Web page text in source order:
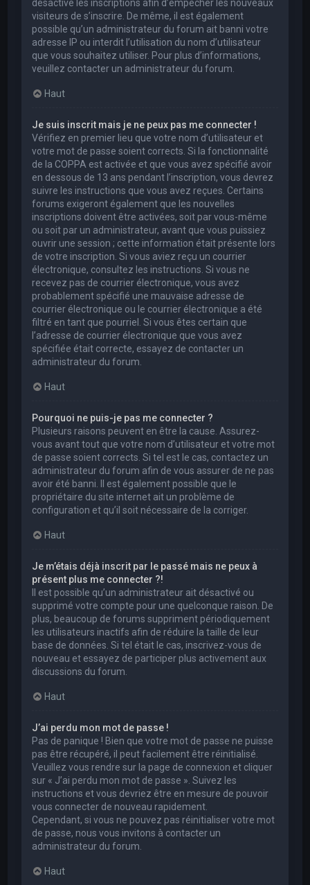
désactivé les inscriptions afin d’empêcher les nouveaux
visiteurs de s’inscrire. De même, il est également
possible qu’un administrateur du forum ait banni votre
adresse IP ou interdit l’utilisation du nom d’utilisateur
que vous souhaitez utiliser. Pour plus d’informations,
veuillez contacter un administrateur du forum.
Haut
Je suis inscrit mais je ne peux pas me connecter !
Vérifiez en premier lieu que votre nom d’utilisateur et
votre mot de passe soient corrects. Si la fonctionnalité
de la COPPA est activée et que vous avez spécifié avoir
en dessous de 13 ans pendant l’inscription, vous devrez
suivre les instructions que vous avez reçues. Certains
forums exigeront également que les nouvelles
inscriptions doivent être activées, soit par vous-même
ou soit par un administrateur, avant que vous puissiez
ouvrir une session ; cette information était présente lors
de votre inscription. Si vous aviez reçu un courrier
électronique, consultez les instructions. Si vous ne
recevez pas de courrier électronique, vous avez
probablement spécifié une mauvaise adresse de
courrier électronique ou le courrier électronique a été
filtré en tant que pourriel. Si vous êtes certain que
l’adresse de courrier électronique que vous avez
spécifiée était correcte, essayez de contacter un
administrateur du forum.
Haut
Pourquoi ne puis-je pas me connecter ?
Plusieurs raisons peuvent en être la cause. Assurez-
vous avant tout que votre nom d’utilisateur et votre mot
de passe soient corrects. Si tel est le cas, contactez un
administrateur du forum afin de vous assurer de ne pas
avoir été banni. Il est également possible que le
propriétaire du site internet ait un problème de
configuration et qu’il soit nécessaire de la corriger.
Haut
Je m’étais déjà inscrit par le passé mais ne peux à
présent plus me connecter ?!
Il est possible qu’un administrateur ait désactivé ou
supprimé votre compte pour une quelconque raison. De
plus, beaucoup de forums suppriment périodiquement
les utilisateurs inactifs afin de réduire la taille de leur
base de données. Si tel était le cas, inscrivez-vous de
nouveau et essayez de participer plus activement aux
discussions du forum.
Haut
J’ai perdu mon mot de passe !
Pas de panique ! Bien que votre mot de passe ne puisse
pas être récupéré, il peut facilement être réinitialisé.
Veuillez vous rendre sur la page de connexion et cliquer
sur « J’ai perdu mon mot de passe ». Suivez les
instructions et vous devriez être en mesure de pouvoir
vous connecter de nouveau rapidement.
Cependant, si vous ne pouvez pas réinitialiser votre mot
de passe, nous vous invitons à contacter un
administrateur du forum.
Haut